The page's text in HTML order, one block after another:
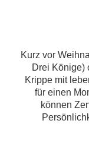
Kurz vor
Drei Könige)
Krippe mit
für einen
können